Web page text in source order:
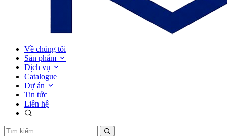
Về chúng tôi
Sản phẩm
Dịch vụ
Catalogue
Dự án
Tin tức
Liên hệ